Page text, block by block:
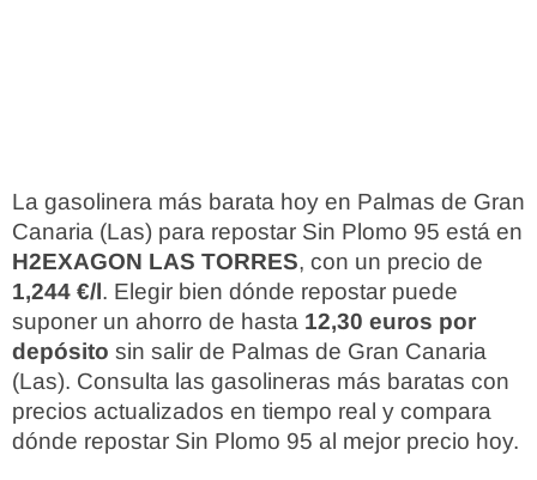
La gasolinera más barata hoy en Palmas de Gran
Canaria (Las) para repostar Sin Plomo 95 está en
H2EXAGON LAS TORRES, con un precio de
1,244 €/l. Elegir bien dónde repostar puede
suponer un ahorro de hasta 12,30 euros por
depósito sin salir de Palmas de Gran Canaria
(Las). Consulta las gasolineras más baratas con
precios actualizados en tiempo real y compara
dónde repostar Sin Plomo 95 al mejor precio hoy.